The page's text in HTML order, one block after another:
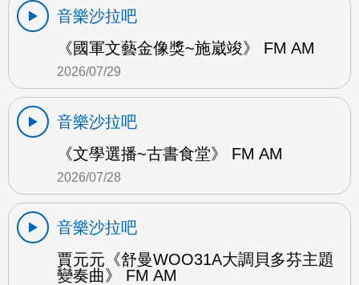
音樂沙拉吧
《國軍文藝金像獎~施崴竣》 FM AM
2026/07/29
音樂沙拉吧
《文學選播~古書食堂》 FM AM
2026/07/28
音樂沙拉吧
賈元元《舒曼WOO31A大調貝多芬主題
變奏曲》 FM AM